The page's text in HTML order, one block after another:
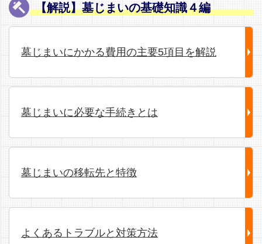
【解説】墓じまいの基礎知識４編
墓じまいにかかる費用の主要5項目を解説
墓じまいに必要な手続きとは
墓じまいの移転先と特徴
よくあるトラブルと対策方法